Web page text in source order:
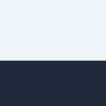
b